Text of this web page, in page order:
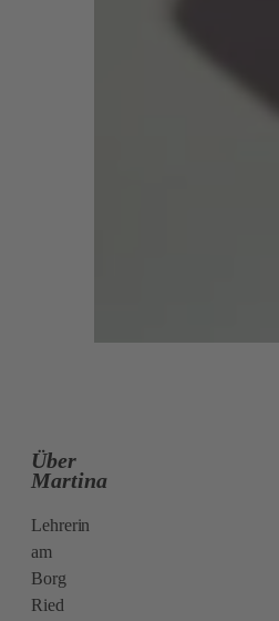
Über
Martina
Lehrerin
am
Borg
Ried